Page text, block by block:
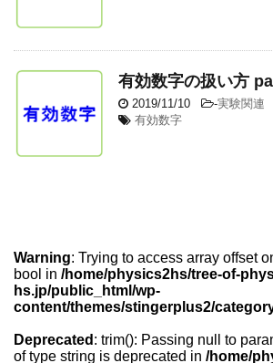
有効数字の扱い方
2019/11/10 -実験関連
有効数字
Warning: Trying to access array offset
bool in /home/physics2hs/tree-of-
hs.jp/public_html/wp-
content/themes/stingerplus2/
Deprecated : trim(): Passing null to
of type string is deprecated in /home/